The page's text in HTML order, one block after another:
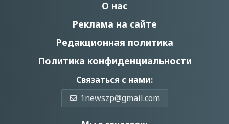
О нас
Реклама на сайте
Редакционная политика
Политика конфиденциальности
Связаться с нами:
1newszp@gmail.com